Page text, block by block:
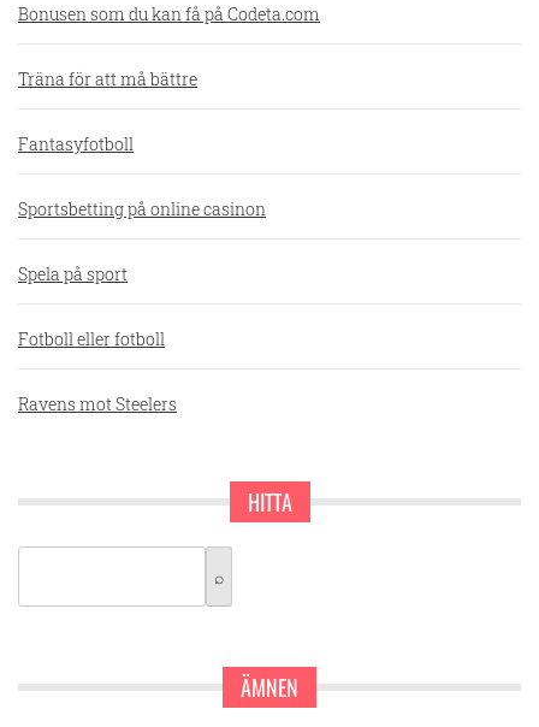
Bonusen som du kan få på Codeta.com
Träna för att må bättre
Fantasyfotboll
Sportsbetting på online casinon
Spela på sport
Fotboll eller fotboll
Ravens mot Steelers
HITTA
ÄMNEN